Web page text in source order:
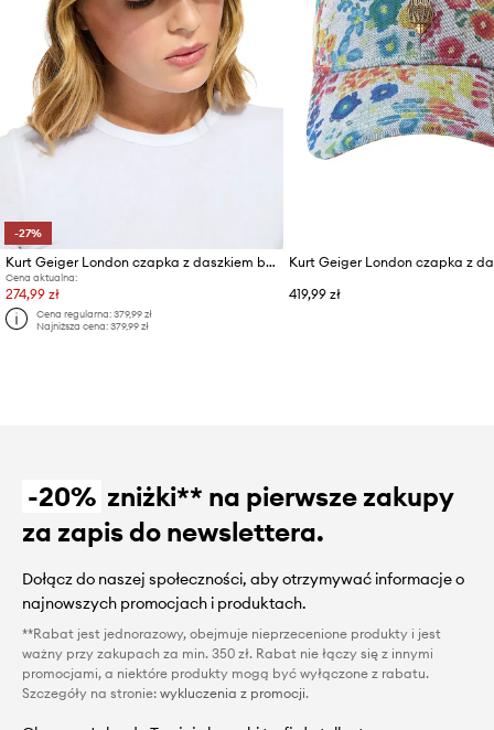
-27%
Kurt Geiger London czapka z daszkiem bawełniana
Cena aktualna:
274,99 zł
Cena regularna:379,99 zł
Najniższa cena:379,99 zł
419,99 zł
-20% zniżki** na pierwsze zakupy
za zapis do newslettera.
Dołącz do naszej społeczności, aby otrzymywać informacje o
najnowszych promocjach i produktach.
**Rabat jest jednorazowy, obejmuje nieprzecenione produkty i jest
ważny przy zakupach za min. 350 zł. Rabat nie łączy się z innymi
promocjami, a niektóre produkty mogą być wyłączone z rabatu.
Szczegóły na stronie: wykluczenia z promocji.